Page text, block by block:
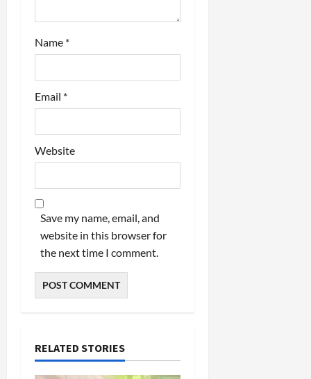
Name *
Email *
Website
Save my name, email, and
website in this browser for
the next time I comment.
RELATED STORIES